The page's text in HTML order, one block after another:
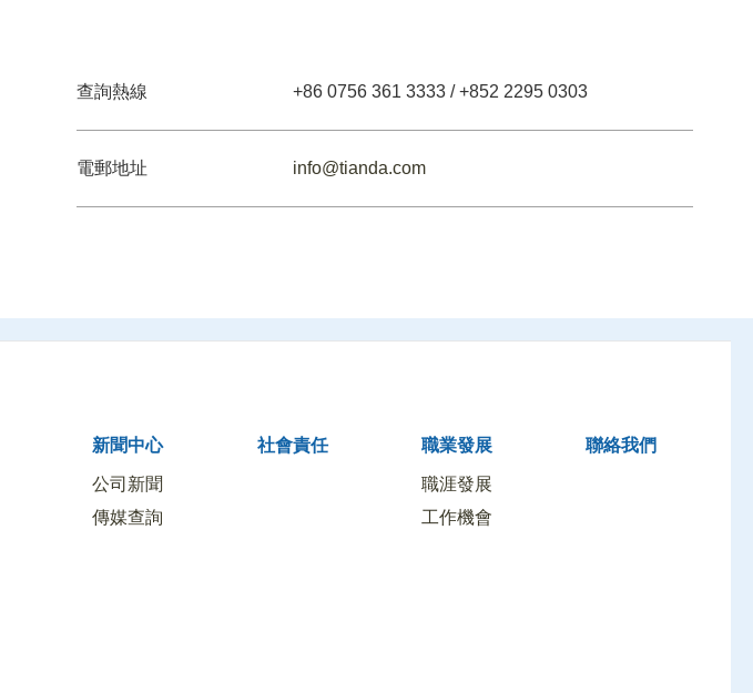
查詢熱線 +86 0756 361 3333 / +852 2295 0303
電郵地址 info@tianda.com
新聞中心
公司新聞
傳媒查詢
社會責任 職業發展
職涯發展
工作機會
聯絡我們